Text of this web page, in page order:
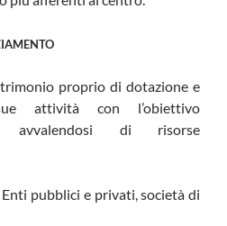
proprio di dotazione e
attività con l’obiettivo
avvalendosi di risorse
pubblici e privati, società di